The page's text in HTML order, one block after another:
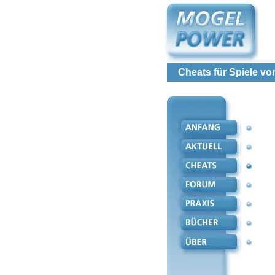
Cheats für Spiele